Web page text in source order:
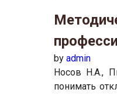
by admin
Носов Н.А.,
понимать